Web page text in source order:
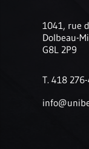
1041, rue
Dolbeau-
G8L 2P9
T. 418